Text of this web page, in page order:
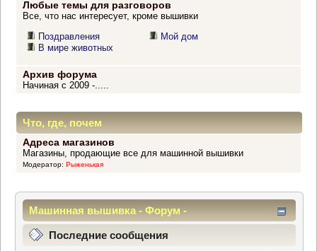
Любые темы для разговоров
Все, что нас интересует, кроме вышивки
Поздравления
В мире животных
Мой дом
Архив форума
Начиная с 2009 -.....
Что, где, почем
Адреса магазинов
Магазины, продающие все для машинной вышивки
Модератор: Рыженькая
Машинная вышивка - Форум -
Информационный центр
Последние сообщения